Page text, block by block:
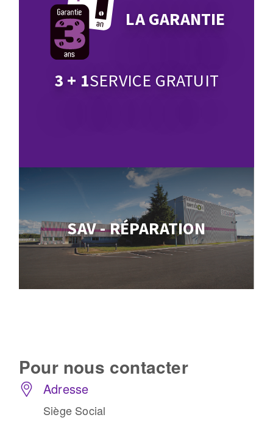
LA GARANTIE
3 + 1SERVICE GRATUIT
SAV - RÉPARATION
Pour nous contacter
Adresse
Siège Social